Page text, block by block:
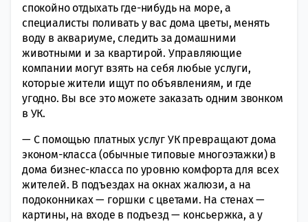
спокойно отдыхать где-нибудь на море, а
специалисты поливать у вас дома цветы, менять
воду в аквариуме, следить за домашними
животными и за квартирой. Управляющие
компании могут взять на себя любые услуги,
которые жители ищут по объявлениям, и где
угодно. Вы все это можете заказать одним звонком
в УК.
— С помощью платных услуг УК превращают дома
эконом-класса (обычные типовые многоэтажки) в
дома бизнес-класса по уровню комфорта для всех
жителей. В подъездах на окнах жалюзи, а на
подоконниках — горшки с цветами. На стенах —
картины, на входе в подъезд — консьержка, а у